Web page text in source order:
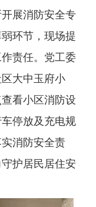
展消防安全专
环节，现场提
责任。党工委
大中玉府小
看小区消防设
停放及充电规
消防安全责
护居民居住安